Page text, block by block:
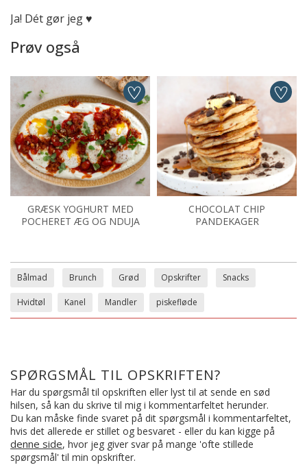
Ja! Dét gør jeg ♥
Prøv også
GRÆSK YOGHURT MED
POCHERET ÆG OG NDUJA
CHOCOLAT CHIP
PANDEKAGER
Bålmad Brunch Grød Opskrifter Snacks
Hvidtøl Kanel Mandler piskefløde
SPØRGSMÅL TIL OPSKRIFTEN?
Har du spørgsmål til opskriften eller lyst til at sende en sød
hilsen, så kan du skrive til mig i kommentarfeltet herunder.
Du kan måske finde svaret på dit spørgsmål i kommentarfeltet,
hvis det allerede er stillet og besvaret - eller du kan kigge på
denne side, hvor jeg giver svar på mange 'ofte stillede
spørgsmål' til min opskrifter.